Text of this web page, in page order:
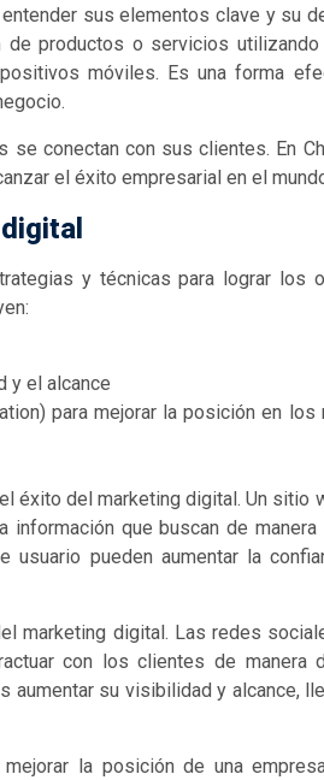
sus elementos clave y su
productos o servicios utilizando
móviles. Es una forma
se conectan con sus clientes. En
el éxito empresarial en el
y técnicas para lograr los
y el alcance
para mejorar la posición en los
éxito del marketing digital. Un sitio
que buscan de manera
usuario pueden aumentar la
marketing digital. Las redes
con los clientes de manera
aumentar su visibilidad y alcance,
la posición de una